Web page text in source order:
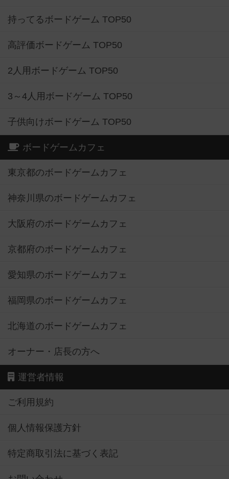
持ってるボードゲーム TOP50
高評価ボードゲーム TOP50
2人用ボードゲーム TOP50
3～4人用ボードゲーム TOP50
子供向けボードゲーム TOP50
ボードゲームカフェ
東京都のボードゲームカフェ
神奈川県のボードゲームカフェ
大阪府のボードゲームカフェ
京都府のボードゲームカフェ
愛知県のボードゲームカフェ
福岡県のボードゲームカフェ
北海道のボードゲームカフェ
オーナー・店長の方へ
運営者情報
ご利用規約
個人情報保護方針
特定商取引法に基づく表記